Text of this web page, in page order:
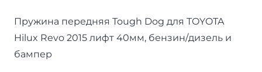
Пружина передняя Tough Dog для TOYOTA
Hilux Revo 2015 лифт 40мм, бензин/дизель и
бампер